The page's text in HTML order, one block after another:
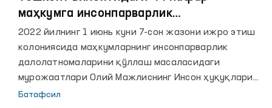
маҳкумга инсонпарварлик
далолатномаларини қўллаш ҳақида
судга илтимоснома юборилди
2022 йилнинг 1 июнь куни 7-сон жазони ижро этиш
колониясида маҳкумларнинг инсонпарварлик
далолатномаларини қўллаш масаласидаги
мурожаатлари Олий Мажлиснинг Инсон ҳуқуқлари
бўйича вакилининг (Омбудсманнинг) Тошкент
Батафсил